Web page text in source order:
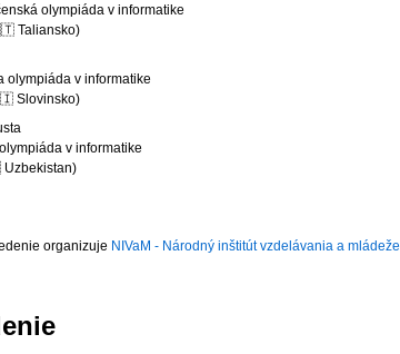
olympiáda v informatike
Taliansko)
olympiáda v informatike
Slovinsko)
v informatike
organizuje NIVaM - Národný inštitút vzdelávania a mládeže